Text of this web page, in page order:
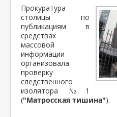
Прокуратура
столицы по
публикациям в
средствах
массовой
информации
организовала
проверку
следственного
изолятора №1
("Матросская тишина").